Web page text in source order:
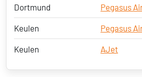
Dortmund Pegasus
Keulen Pegasus
Keulen AJet